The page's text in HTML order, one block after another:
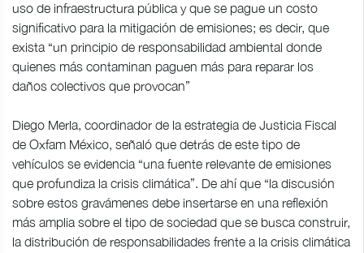
uso de infraestructura pública y que se pague un costo
significativo para la mitigación de emisiones; es decir, que
exista “un principio de responsabilidad ambiental donde
quienes más contaminan paguen más para reparar los
daños colectivos que provocan”
Diego Merla, coordinador de la estrategia de Justicia Fiscal
de Oxfam México, señaló que detrás de este tipo de
vehículos se evidencia “una fuente relevante de emisiones
que profundiza la crisis climática”. De ahí que “la discusión
sobre estos gravámenes debe insertarse en una reflexión
más amplia sobre el tipo de sociedad que se busca construir,
la distribución de responsabilidades frente a la crisis climática